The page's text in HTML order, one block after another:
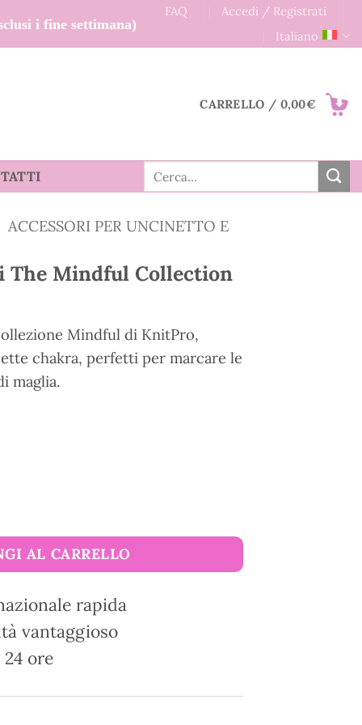
i fine settimana)
FAQ
Accedi / Registrati
Italiano
CARRELLO / 0,00€
Cerca:
ACCESSORI PER UNCINETTO E
The Mindful Collection
Mindful di KnitPro,
chakra, perfetti per marcare le
maglia.
AL CARRELLO
rapida
vantaggioso
ore